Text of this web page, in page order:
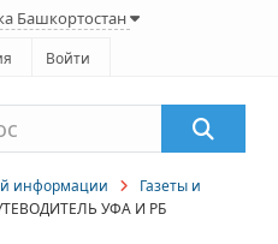
Башкортостан
Войти
информации
Газеты и
УФА И РБ